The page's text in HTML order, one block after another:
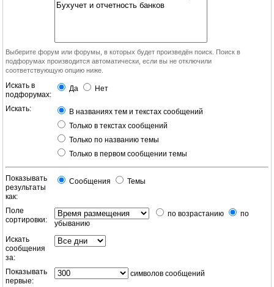
Выберите форум или форумы, в которых будет произведён поиск. Поиск в
подфорумах производится автоматически, если вы не отключили
соответствующую опцию ниже.
Искать в
подфорумах:
Да Нет
Искать:
В названиях тем и текстах сообщений
Только в текстах сообщений
Только по названию темы
Только в первом сообщении темы
Показывать
результаты
как:
Сообщения Темы
Поле
сортировки:
по возрастанию
по
убыванию
Искать
сообщения
за:
Показывать
первые:
символов сообщений